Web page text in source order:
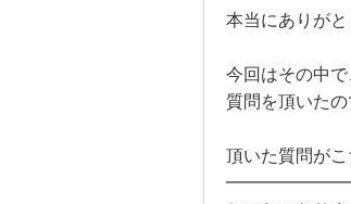
本当にありがと
今回はその中
質問を頂いた
頂いた質問がこ